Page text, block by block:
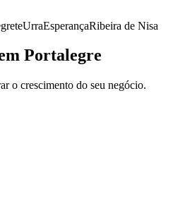
UrraEsperançaRibeira de Nisa
Portalegre
o crescimento do seu negócio.